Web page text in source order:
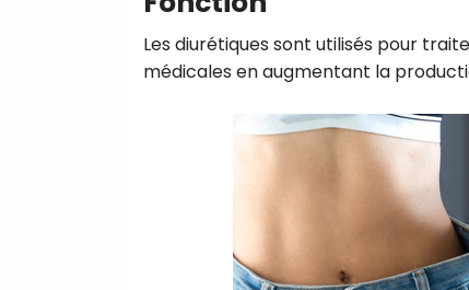
Les diurétiques sont utilisés pour
médicales en augmentant la